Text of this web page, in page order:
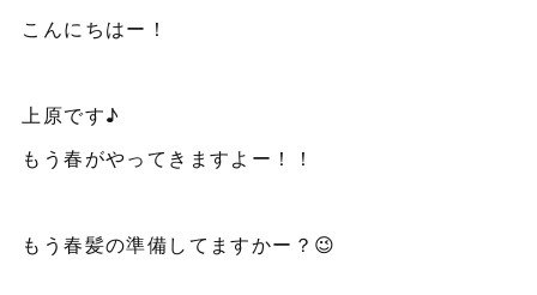
こんにちはー！
上原です♪
もう春がやってきますよー！！
もう春髪の準備してますかー？😉